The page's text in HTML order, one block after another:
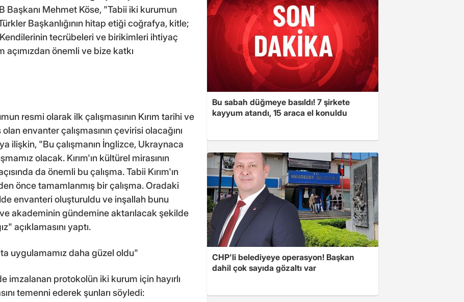
Başkanı Mehmet Köse, "Tabii iki kurumun
Başkanlığının hitap etiği coğrafya, kitle;
tecrübeleri ve birikimleri ihtiyaç
açımızdan önemli ve bize katkı
resmi olarak ilk çalışmasının Kırım tarihi ve
envanter çalışmasının çevirisi olacağını
ilişkin, "Bu çalışmanın İnglizce, Ukraynaca
olacak. Kırım'ın kültürel mirasının
da önemli bu çalışma. Tabii Kırım'ın
önce tamamlanmış bir çalışma. Oradaki
envanteri oluşturuldu ve inşallah bunu
akademinin gündemine aktarılacak şekilde
açıklamasını yaptı.
uygulamamız daha güzel oldu"
imzalanan protokolün iki kurum için hayırlı
temenni ederek şunları söyledi:
Bu sabah düğmeye basıldı! 7 şirkete
kayyum atandı, 15 araca el konuldu
CHP'li belediyeye operasyon! Başkan
dahil çok sayıda gözaltı var